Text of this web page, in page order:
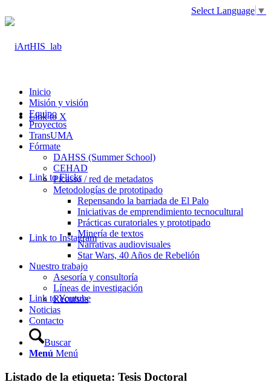
Select Language ▼
Link to X
Link to Flickr
Link to Instagram
Link to Youtube
Inicio
Misión y visión
Equipo
Proyectos
TransUMA
Fórmate
DAHSS (Summer School)
CEHAD
Picasso / red de metadatos
Metodologías de prototipado
Repensando la barriada de El Palo
Iniciativas de emprendimiento tecnocultural
Prácticas curatoriales y prototipado
Minería de textos
Narrativas audiovisuales
Star Wars, 40 Años de Rebelión
Nuestro trabajo
Asesoría y consultoría
Líneas de investigación
Recursos
Noticias
Contacto
Buscar
Menú Menú
Listado de la etiqueta: Tesis Doctoral